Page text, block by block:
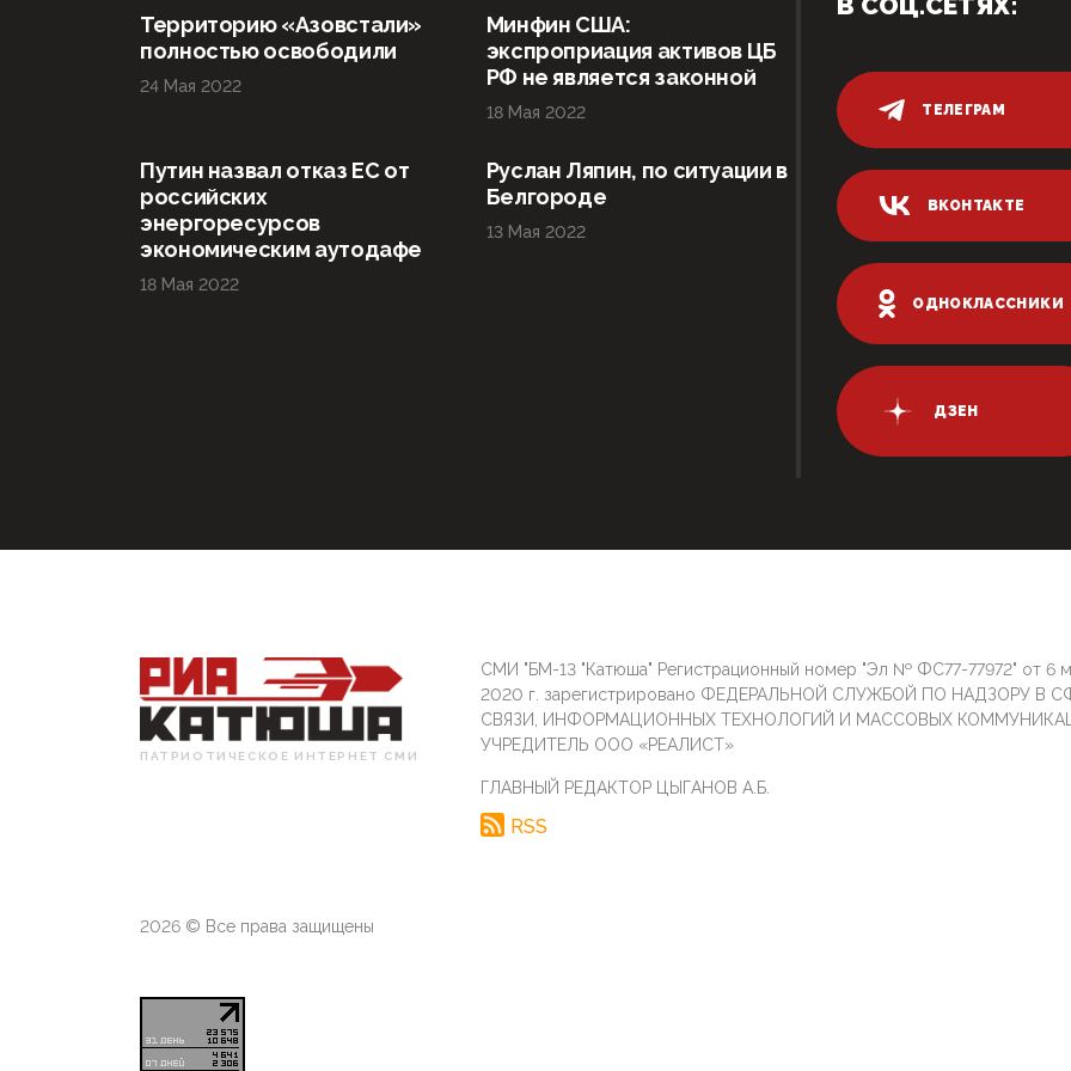
Территорию «Азовстали»
полностью освободили
24 Мая 2022
Минфин США:
экспроприация активов ЦБ
РФ не является законной
18 Мая 2022
Путин назвал отказ ЕС от
российских
энергоресурсов
экономическим аутодафе
18 Мая 2022
Руслан Ляпин, по ситуации в
Белгороде
13 Мая 2022
ТЕЛЕГРАМ
ВКОНТАКТЕ
ОДНОКЛАССНИКИ
ДЗЕН
ПАТРИОТИЧЕСКОЕ ИНТЕРНЕТ СМИ
СМИ "БМ-13 "Катюша" Регистрационный номер "Эл № ФС77-77972" от 6
2020 г. зарегистрировано ФЕДЕРАЛЬНОЙ СЛУЖБОЙ ПО НАДЗОРУ В
СВЯЗИ, ИНФОРМАЦИОННЫХ ТЕХНОЛОГИЙ И МАССОВЫХ
УЧРЕДИТЕЛЬ ООО «РЕАЛИСТ»
ГЛАВНЫЙ РЕДАКТОР ЦЫГАНОВ А.Б.
RSS
2026 © Все права защищены